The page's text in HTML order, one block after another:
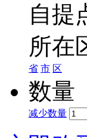
自提
所在
省 市 区
数量
减少数量